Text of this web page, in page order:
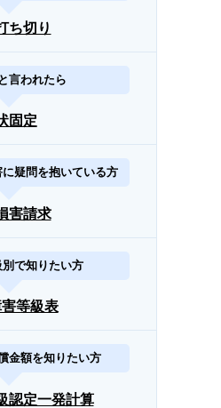
ち切り
言われたら
固定
疑問を抱いている方
害請求
で知りたい方
等級表
金額を知りたい方
認定一発計算